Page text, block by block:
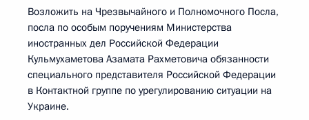
Возложить на Чрезвычайного и Полномочного Посла,
посла по особым поручениям Министерства
иностранных дел Российской Федерации
Кульмухаметова Азамата Рахметовича обязанности
специального представителя Российской Федерации
в Контактной группе по урегулированию ситуации на
Украине.